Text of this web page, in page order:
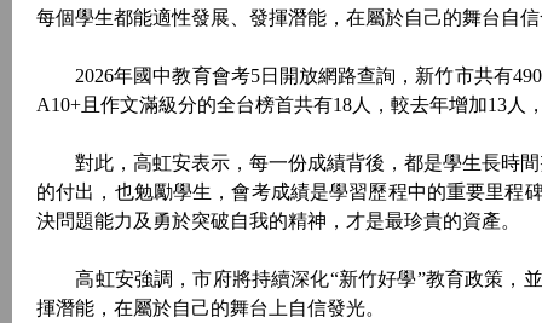
每個學生都能適性發展、發揮潛能，在屬於自己的舞台自
2026年國中教育會考5日開放網路查詢，新竹市共有
A10+且作文滿級分的全台榜首共有18人，較去年增加13人
對此，高虹安表示，每一份成績背後，都是學生長時間
的付出，也勉勵學生，會考成績是學習歷程中的重要里程
決問題能力及勇於突破自我的精神，才是最珍貴的資產。
高虹安強調，市府將持續深化“新竹好學”教育政策，
揮潛能，在屬於自己的舞台上自信發光。